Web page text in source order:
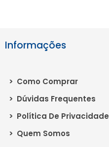
Informações
> Como Comprar
> Dúvidas Frequentes
> Política De Privacidade
> Quem Somos